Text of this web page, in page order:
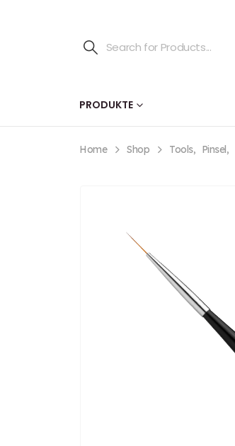
PRODUKTE
Home Shop Tools, Pinsel,